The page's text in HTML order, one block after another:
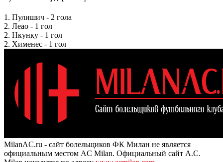
1. Пулишич - 2 гола
2. Леао - 1 гол
2. Нкунку - 1 гол
2. Хименес - 1 гол
MilanAC.ru - сайт болельщиков ФК Милан не является
официальным местом AC Milan. Официальный сайт A.C.